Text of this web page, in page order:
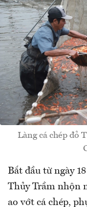
Làng cá chép đỏ
Bắt đầu từ ngày
Thủy Trầm nhộn
ao vớt cá chép,